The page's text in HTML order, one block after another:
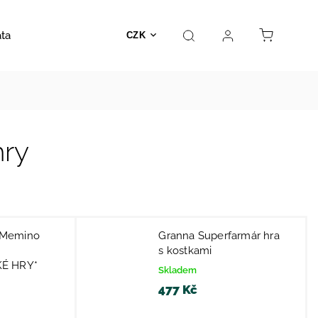
CZK
Hračky Prodejna Kontakt
HRY*
Granna Superfarmár hra
s kostkami
Skladem
477 Kč